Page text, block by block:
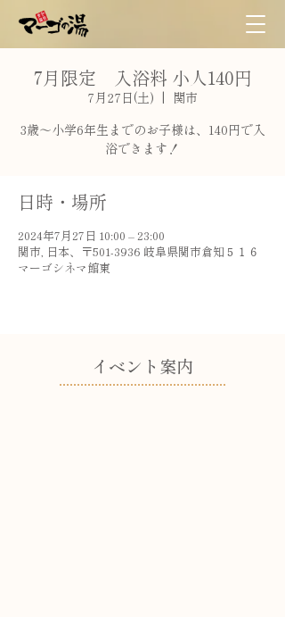
7月限定 入浴料 小人140円
7月27日(土)
  |
関市
3歳〜小学6年生までのお子様は、140円で入
浴できます！
日時・場所
2024年7月27日 10:00 – 23:00
関市, 日本、〒501-3936 岐阜県関市倉知５１６
マーゴシネマ館東
​イベント案内